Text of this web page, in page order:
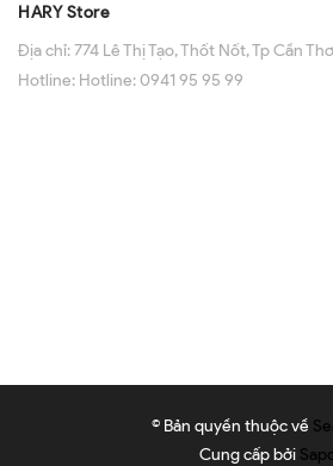
HARY Store
Địa chỉ:774 Lê Thị Tạo, Thốt Nốt, Tp Cần Thơ
Hotline: Hotline: 0941 95 95 99
© Bản quyền thuộc về
Cung cấp bởi